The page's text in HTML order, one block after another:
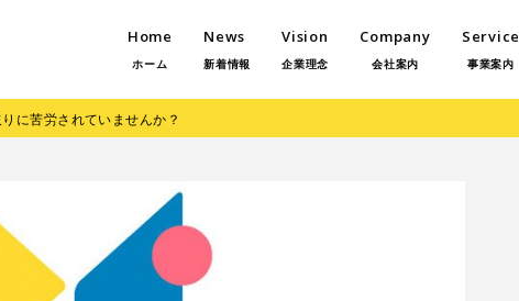
Home
ホーム
News
新着情報
Vision
企業理念
Company
会社案内
Service
事業案内
に苦労されていませんか？